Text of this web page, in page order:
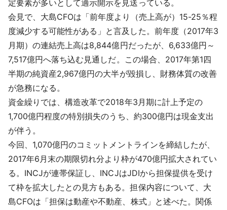
定要素が多いとして適示開示を見送っている。
会見で、大島CFOは「前年度より（売上高が）15-25％程
度減少する可能性がある」と言及した。前年度（2017年3
月期）の連結売上高は8,844億円だったが、6,633億円～
7,517億円へ落ち込む見通しだ。この場合、2017年第1四
半期の純資産2,967億円の大半が毀損し、財務体質の改善
が急務になる。
資金繰りでは、構造改革で2018年3月期に計上予定の
1,700億円程度の特別損失のうち、約300億円は現金支出
が伴う。
今回、1,070億円のコミットメントラインを締結したが、
2017年6月末の期限切れ分より枠が470億円拡大されてい
る。INCJが連帯保証し、INCJはJDIから担保提供を受け
て枠を拡大したとの見方もある。担保内容について、大
島CFOは「担保は動産や不動産、株式」と述べた。関係